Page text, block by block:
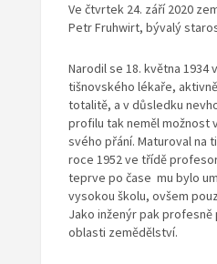
Ve čtvrtek 24. září 2020
Petr Fruhwirt, bývalý
Narodil se 18. května 1934
tišnovského lékaře,
totalitě, a v důsledku
profilu tak neměl možnost
svého přání. Maturoval na
roce 1952 ve třídě
teprve po čase mu bylo
vysokou školu, ovšem
Jako inženýr pak
oblasti zemědělství.